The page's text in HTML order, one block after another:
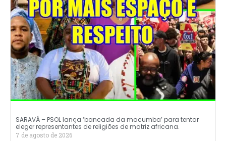
SARAVÁ – PSOL lança ‘bancada da macumba’ para tentar
eleger representantes de religiões de matriz africana.
7 de agosto de 2026